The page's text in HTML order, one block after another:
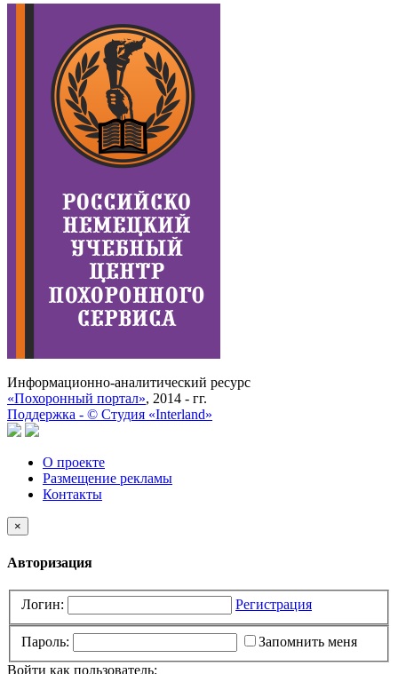
Информационно-аналитический ресурс
«Похоронный портал», 2014 - гг.
Поддержка - © Cтудия «Interland»
О проекте
Размещение рекламы
Контакты
×
Авторизация
Логин: Регистрация
Пароль:
Запомнить меня
Войти как пользователь: